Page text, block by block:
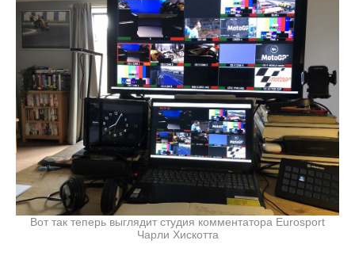
Вот так теперь выглядит студия комментатора Eurosport
Чарли Хискотта